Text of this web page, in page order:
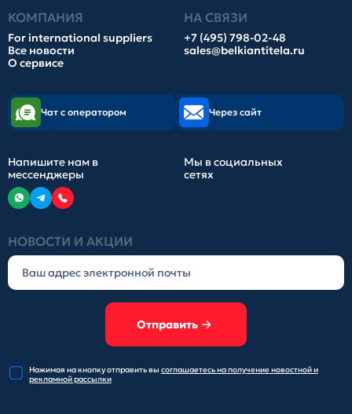
КОМПАНИЯ
For international suppliers
Все новости
О сервисе
НА СВЯЗИ
+7 (495) 798-02-48
sales@belkiantitela.ru
НОВОСТИ И АКЦИИ
Отправить
Нажимая на кнопку отправитьвы соглашаетесь на получениеновостной и
рекламной рассылки
Чат с оператором Через сайт
Напишите нам в
мессенджеры
Мы в социальных
сетях